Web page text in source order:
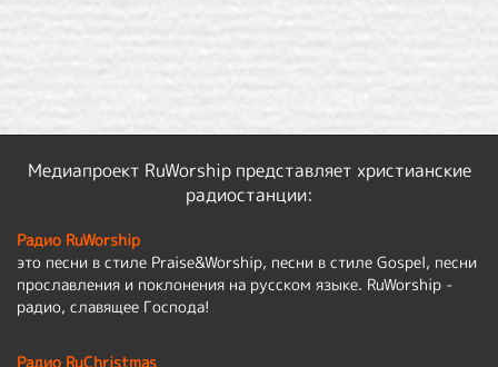
Медиапроект RuWorship представляет христианские
радиостанции:
Радио RuWorship
это песни в стиле Praise&Worship, песни в стиле Gospel, песни
прославления и поклонения на русском языке. RuWorship -
радио, славящее Господа!
Радио RuChristmas